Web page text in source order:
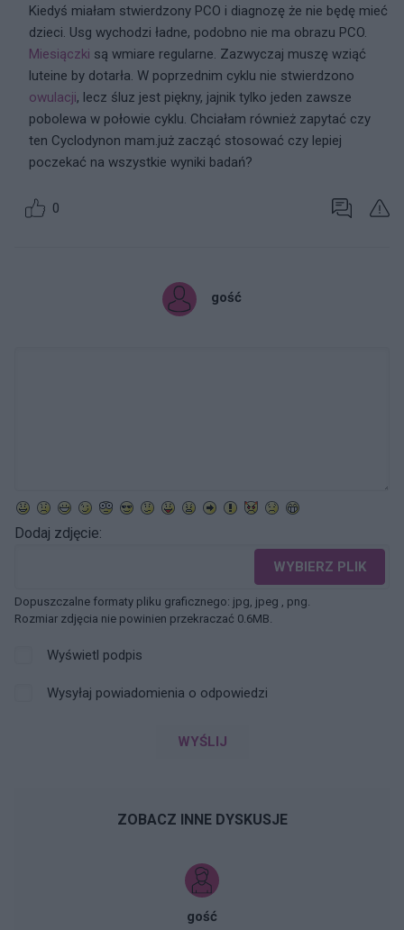
Kiedyś miałam stwierdzony PCO i diagnozę że nie będę mieć
dzieci. Usg wychodzi ładne, podobno nie ma obrazu PCO.
Miesiączki są wmiare regularne. Zazwyczaj muszę wziąć
luteine by dotarła. W poprzednim cyklu nie stwierdzono
owulacji, lecz śluz jest piękny, jajnik tylko jeden zawsze
pobolewa w połowie cyklu. Chciałam również zapytać czy
ten Cyclodynon mam.już zacząć stosować czy lepiej
poczekać na wszystkie wyniki badań?
0
gość
Dodaj zdjęcie:
WYBIERZ PLIK
Dopuszczalne formaty pliku graficznego: jpg, jpeg , png.
Rozmiar zdjęcia nie powinien przekraczać 0.6MB.
Wyświetl podpis
Wysyłaj powiadomienia o odpowiedzi
WYŚLIJ
ZOBACZ INNE DYSKUSJE
gość